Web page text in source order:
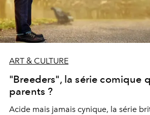
ART & CULTURE
"Breeders", la série comique
parents ?
Acide mais jamais cynique, la série